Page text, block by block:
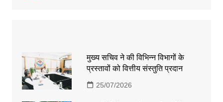
मुख्य सचिव ने की विभिन्न विभागों के
प्रस्तावों को वित्तीय संस्तुति प्रदान
25/07/2026